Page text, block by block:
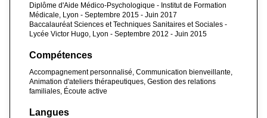
Diplôme d'Aide Médico-Psychologique - Institut de Formation
Médicale, Lyon - Septembre 2015 - Juin 2017
Baccalauréat Sciences et Techniques Sanitaires et Sociales -
Lycée Victor Hugo, Lyon - Septembre 2012 - Juin 2015
Compétences
Accompagnement personnalisé, Communication bienveillante,
Animation d'ateliers thérapeutiques, Gestion des relations
familiales, Écoute active
Langues